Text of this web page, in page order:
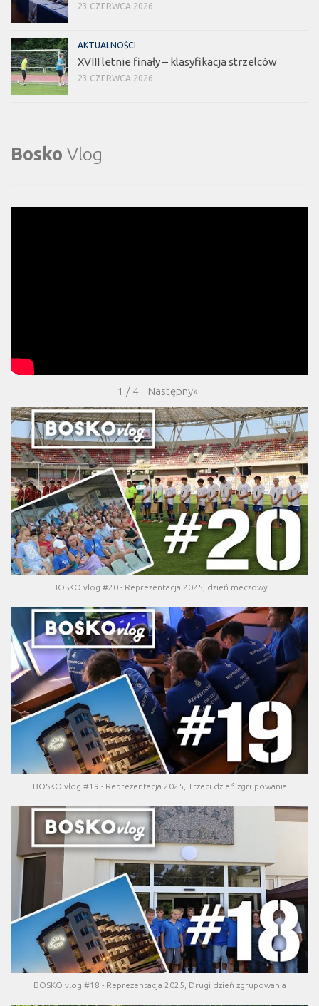
23 CZERWCA 2026
AKTUALNOŚCI
XVIII letnie finały – klasyfikacja strzelców
23 CZERWCA 2026
Bosko Vlog
1 / 4 Następny»
BOSKO vlog #20 - Reprezentacja 2025, dzień meczowy
BOSKO vlog #19 - Reprezentacja 2025, Trzeci dzień zgrupowania
BOSKO vlog #18 - Reprezentacja 2025, Drugi dzień zgrupowania